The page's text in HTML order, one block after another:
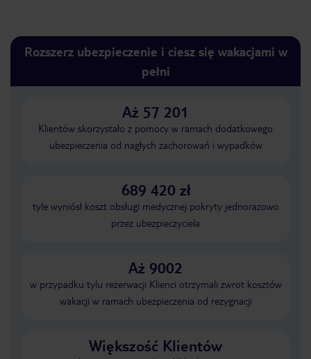
Rozszerz ubezpieczenie i ciesz się wakacjami w
pełni
Aż 57 201
Klientów skorzystało z pomocy w ramach dodatkowego
ubezpieczenia od nagłych zachorowań i wypadków
689 420 zł
tyle wyniósł koszt obsługi medycznej pokryty jednorazowo
przez ubezpieczyciela
Aż 9002
w przypadku tylu rezerwacji Klienci otrzymali zwrot kosztów
wakacji w ramach ubezpieczenia od rezygnacji
Większość Klientów